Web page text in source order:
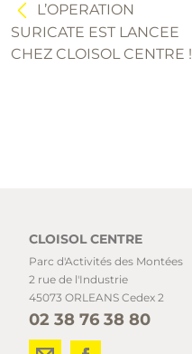
L’OPERATION
SURICATE EST LANCEE
CHEZ CLOISOL CENTRE !
CLOISOL CENTRE
Parc d'Activités des Montées
2 rue de l'Industrie
45073 ORLEANS Cedex 2
02 38 76 38 80